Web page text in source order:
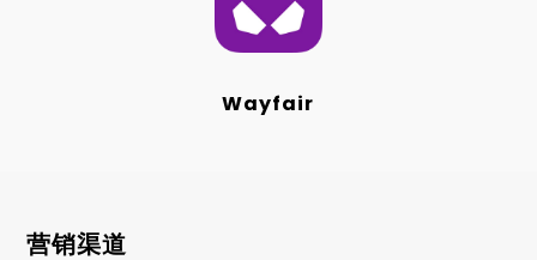
Wayfair
营销渠道